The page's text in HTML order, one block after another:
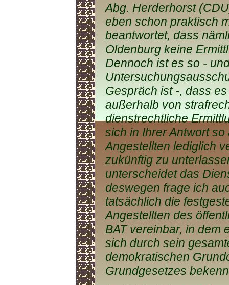
Abg. Herderhorst
eben schon praktisch
beantwortet, dass
Oldenburg keine
Dennoch ist es so -
Gespräch ist -, dass
außerhalb von
dienstrechtliche
sich in Ihrer Antwort
Angestellten lediglich
zukünftig zu
unterscheidet das
deswegen frage ich
tatsächlich die
Angestellten des
BAT vereinbar, in dem
sich durch sein
demokratischen
Grundgesetzes